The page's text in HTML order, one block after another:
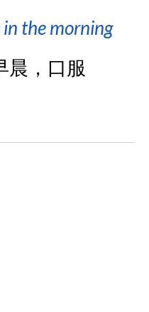
in the morning
晨，口服